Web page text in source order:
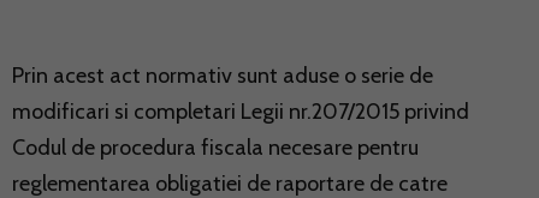
Prin acest act normativ sunt aduse o serie de
modificari si completari Legii nr.207/2015 privind
Codul de procedura fiscala necesare pentru
reglementarea obligatiei de raportare de catre